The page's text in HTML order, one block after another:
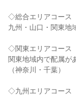
◇総合エリアコース
九州・山口・関東地
◇関東エリアコース
関東地域内で配属が
（神奈川・千葉）
◇九州エリアコース